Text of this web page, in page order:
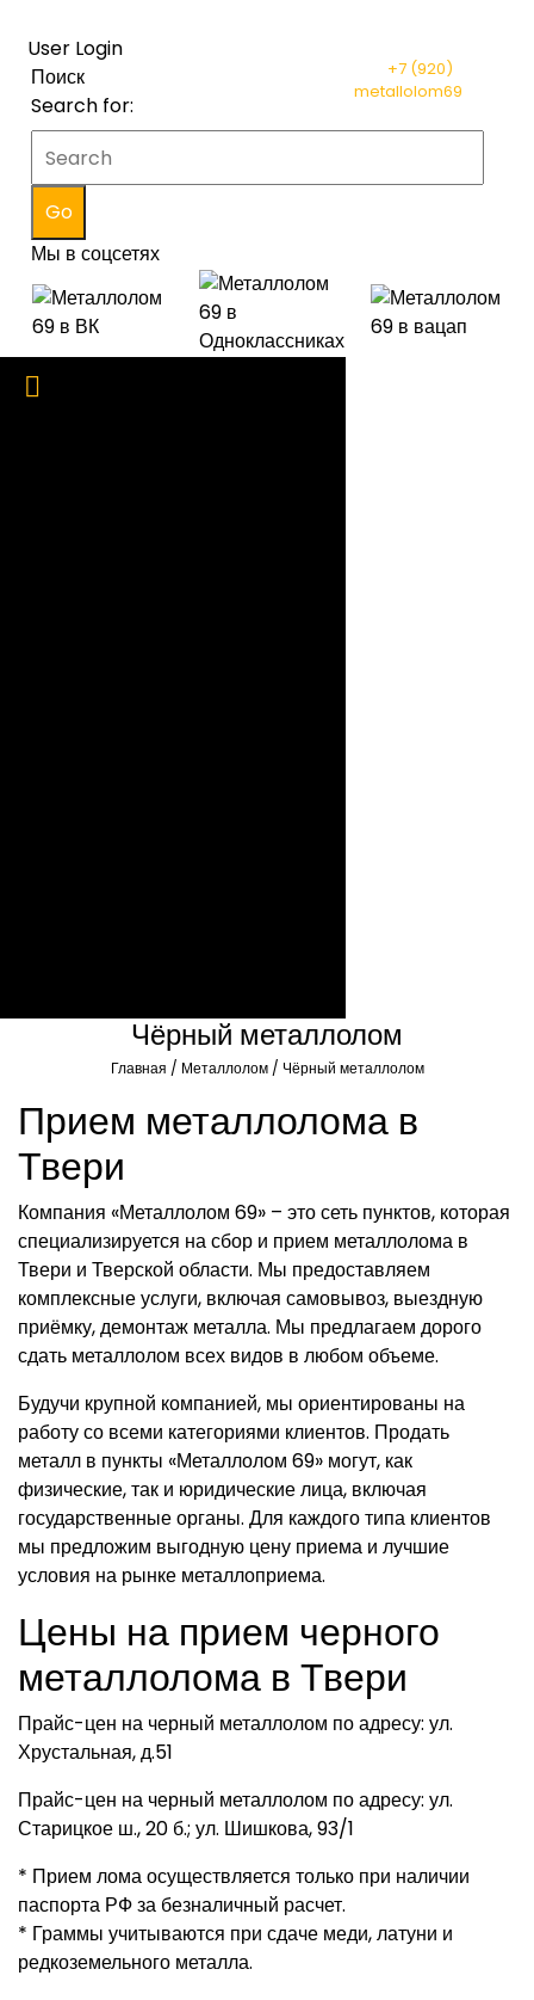
+7 (920)
metallolom69
User Login
Поиск
Search for:
Мы в соцсетях
Skip to content
Чёрный металлолом
Главная / Металлолом/ Чёрный металлолом
Прием металлолома в
Твери
Компания «Металлолом 69» – это сеть пунктов, которая
специализируется на сбор и прием металлолома в
Твери и Тверской области. Мы предоставляем
комплексные услуги, включая самовывоз, выездную
приёмку, демонтаж металла. Мы предлагаем дорого
сдать металлолом всех видов в любом объеме.
Будучи крупной компанией, мы ориентированы на
работу со всеми категориями клиентов. Продать
металл в пункты «Металлолом 69» могут, как
физические, так и юридические лица, включая
государственные органы. Для каждого типа клиентов
мы предложим выгодную цену приема и лучшие
условия на рынке металлоприема.
Цены на прием черного
металлолома в Твери
Прайс-цен на черный металлолом по адресу: ул.
Хрустальная, д.51
Прайс-цен на черный металлолом по адресу: ул.
Старицкое ш., 20 б.; ул. Шишкова, 93/1
* Прием лома осуществляется только при наличии
паспорта РФ за безналичный расчет.
* Граммы учитываются при сдаче меди, латуни и
редкоземельного металла.